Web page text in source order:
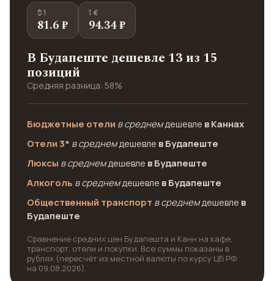
$ 1
81.6 ₽
1 €
94.34 ₽
В Будапеште дешевле 13 из 15
позиций
Средняя разница: 58%
Бюджетные отели в среднемдешевле в Каннах
Отели 3* в среднемдешевле в Будапеште
Люксы в среднемдешевле в Будапеште
Алкоголь в среднемдешевле в Будапеште
Общественный транспорт в среднемдешевле в
Будапеште
Сравнение средних цен Будапешта и Канн на кафе,
транспорт, отели и покупки. Все суммы показаны в
рублях (пересчёт из местной валюты по курсу ЦБ РФ
на 09.08.2026).